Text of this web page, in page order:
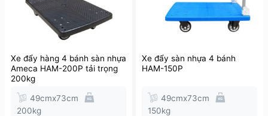
Xe đẩy hàng 4 bánh sàn nhựa
Ameca HAM-200P tải trọng
200kg
49cmx73cm
200kg
Xe đẩy sàn nhựa 4 bánh
HAM-150P
49cmx73cm
150kg